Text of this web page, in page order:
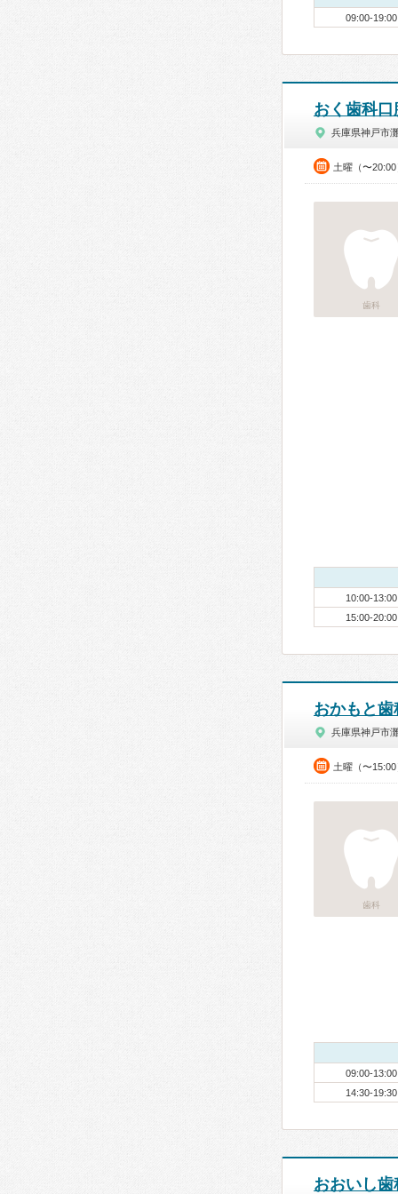
09:00-19:00
おく歯科口
兵庫県神戸市
土曜（〜
歯科
10:00-13:00
15:00-20:00
おかもと歯
兵庫県神戸市
土曜（〜15:00
歯科
09:00-13:00
14:30-19:30
おおいし